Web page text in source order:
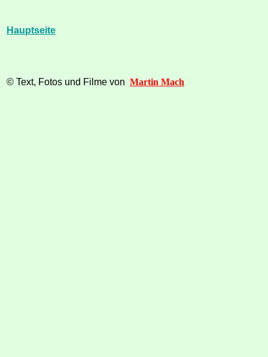
Hauptseite
© Text, Fotos und Filme von Martin Mach